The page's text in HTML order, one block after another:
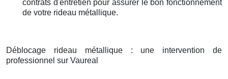
contrats d'entretien pour assurer le bon fonctionnement
de votre rideau métallique.
Déblocage rideau métallique : une intervention de
professionnel sur Vaureal